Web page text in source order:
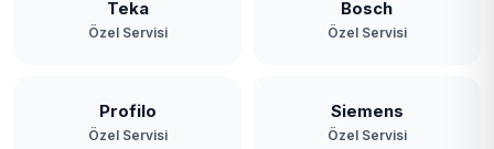
Teka
Özel Servisi
Bosch
Özel Servisi
Profilo
Özel Servisi
Siemens
Özel Servisi